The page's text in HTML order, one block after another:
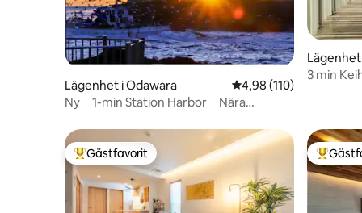
加料金を請求いたします。 * すべての宿泊
者は有効な身分証明書を提出する必要が
あります。 * 身分証明書を提出できない方
はご宿泊いただけません。 * 近隣への迷惑
行為や施設運営に支障をきたす行為が確
認された場合、警察へ通報し、退室をお
願いする場合があります。 * 延泊をご希望
の場合は、必ず事前にお支払いくださ
い。 * 入金確認後に延泊が正式に成立しま
す。 * 口頭での約束は無効となり、後払い
には対応しておりません。 15泊以上ご宿
泊のお客様は、事前予約により滞在中1回
の無料清掃サービスをご利用いただけま
す。
Lägenhet i Odawara 4,98 av 5 i
4,98 (110)
Ny｜1-min Station Harbor｜Nära
Lägenhet
3 min
Populär gästfavorit
Gästfavorit